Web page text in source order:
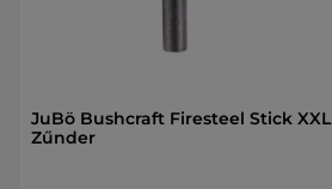
JuBö Bushcraft Firesteel Stick XXL
Zűnder